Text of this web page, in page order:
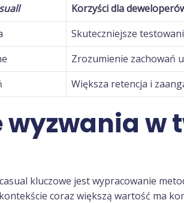
Korzyści dla
Skuteczniejsze
Zrozumienie zachowań
Większa retencja i
wyzwania w
kluczowe jest wypracowanie
coraz większą wartość ma